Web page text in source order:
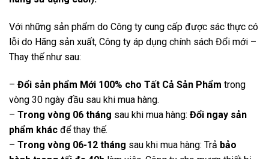
Với những sản phẩm do Công ty cung cấp được sác thực có
lỗi do Hãng sản xuất, Công ty áp dụng chính sách Đổi mới –
Thay thế như sau:
– Đổi sản phẩm Mới 100% cho Tất Cả Sản Phẩm trong
vòng 30 ngày đầu sau khi mua hàng.
– Trong vòng 06 tháng sau khi mua hàng: Đổi ngay sản
phẩm khác để thay thế.
– Trong vòng 06-12 tháng sau khi mua hàng: Trả bảo